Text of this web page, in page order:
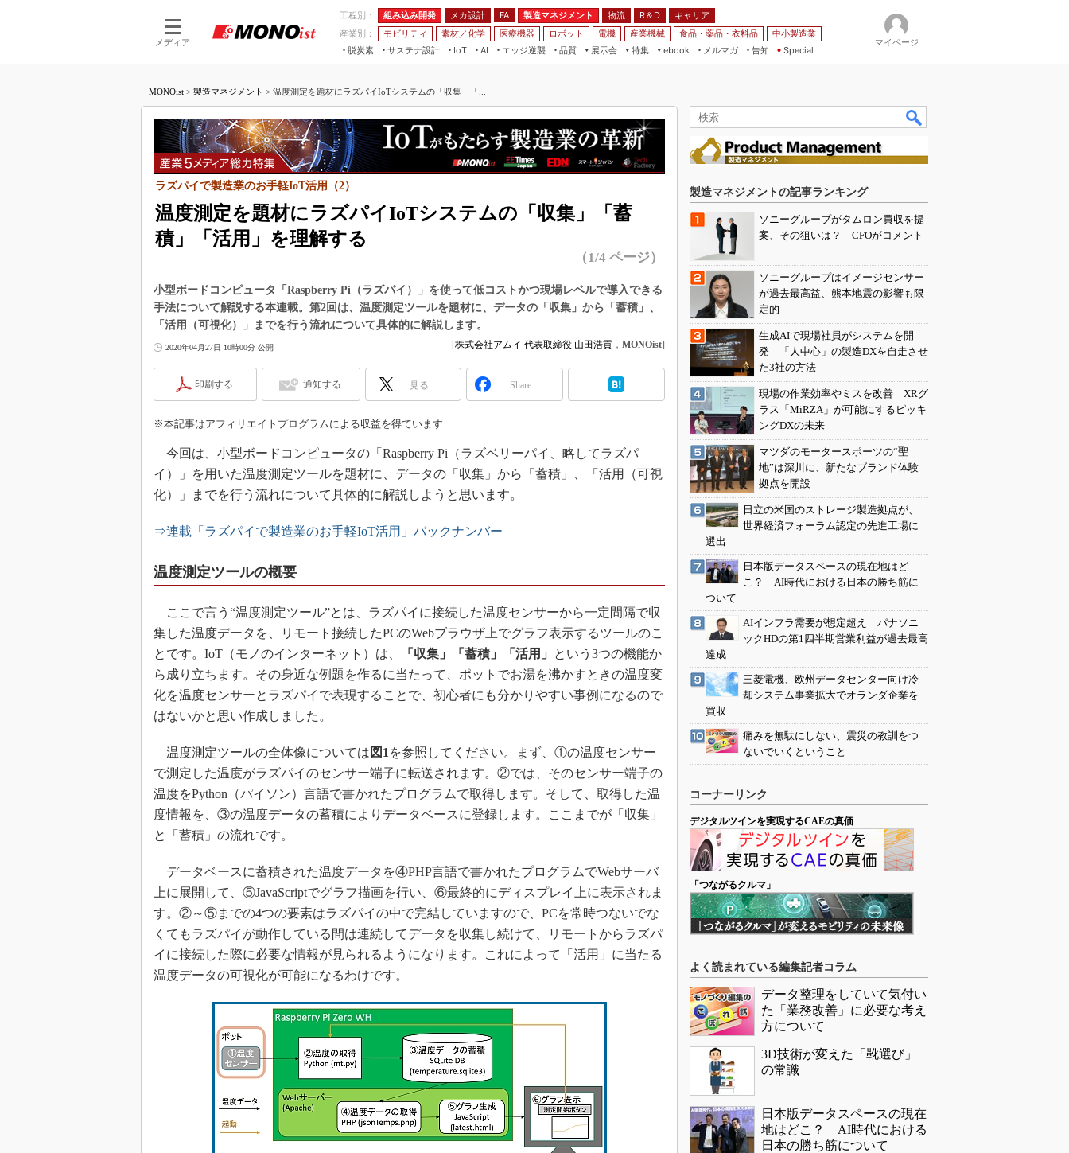
メディア
工程別： 組み込み開発 メカ設計 FA 製造マネジメント 物流 R＆D
キャリア
産業別：
モビリティ 素材／化学 医療機器 ロボット 電機 産業機械 食品・薬品・衣料品
中小製造業
脱炭素
サステナ設計
IoT
つながる工場
つながるサービス
AI
AI×設備保全
Physical AI
エッジ逆襲 品質
展示会
JIMTOF
組込み/エッジ コンピューティング
展＆IoT/5Gソリューション展
IIFES
国際ロボット展
ジャパンモビリティショー
EdgeTech+
日本ものづくりワールド
AUTOMOTIVE WORLD
産業オープンネット展
特集
つながるクルマ
5G
VR／AR
フィールドサービス
組み込み画像技術
車載ソフト開発
ISO26262
デジタルツインとCAE
イノベーション
植物工場
海外生産
グローバル設計・開発
制御セキュリティ
新型コロナへの対応
ebook
製造マネジメント
FA
モビリティ
メルマガ
告知 Special
マイページ
MONOist > 製造マネジメント > 温度測定を題材にラズパイIoTシステムの「収集」「...
温度測定を題材にラズパイIoTシステムの「収集」「蓄
積」「活用」を理解する
ラズパイで製造業のお手軽IoT活用（2）
（1/4 ページ）
小型ボードコンピュータ「Raspberry Pi（ラズパイ）」を使って低コストかつ現場レベルで導入できる
手法について解説する本連載。第2回は、温度測定ツールを題材に、データの「収集」から「蓄積」、
「活用（可視化）」までを行う流れについて具体的に解説します。
2020年04月27日 10時00分 公開 [株式会社アムイ 代表取締役 山田浩貢 ， MONOist]
印刷する 通知する 見る Share
※本記事はアフィリエイトプログラムによる収益を得ています
今回は、小型ボードコンピュータの「Raspberry Pi（ラズベリーパイ、略してラズパ
イ）」を用いた温度測定ツールを題材に、データの「収集」から「蓄積」、「活用（可視
化）」までを行う流れについて具体的に解説しようと思います。
⇒連載「ラズパイで製造業のお手軽IoT活用」バックナンバー
温度測定ツールの概要
ここで言う“温度測定ツール”とは、ラズパイに接続した温度センサーから一定間隔で収
集した温度データを、リモート接続したPCのWebブラウザ上でグラフ表示するツールのこ
とです。IoT（モノのインターネット）は、
「収集」「蓄積」「活用」
という3つの機能か
ら成り立ちます。その身近な例題を作るに当たって、ポットでお湯を沸かすときの温度変
化を温度センサーとラズパイで表現することで、初心者にも分かりやすい事例になるので
はないかと思い作成しました。
温度測定ツールの全体像については 図1 を参照してください。まず、①の温度センサー
で測定した温度がラズパイのセンサー端子に転送されます。②では、そのセンサー端子の
温度をPython（パイソン）言語で書かれたプログラムで取得します。そして、取得した温
度情報を、③の温度データの蓄積によりデータベースに登録します。ここまでが「収集」
と「蓄積」の流れです。
データベースに蓄積された温度データを④PHP言語で書かれたプログラムでWebサーバ
上に展開して、⑤JavaScriptでグラフ描画を行い、⑥最終的にディスプレイ上に表示されま
す。②～⑤までの4つの要素はラズパイの中で完結していますので、PCを常時つないでな
くてもラズパイが動作している間は連続してデータを収集し続けて、リモートからラズパ
イに接続した際に必要な情報が見られるようになります。これによって「活用」に当たる
温度データの可視化が可能になるわけです。
製造マネジメントの記事ランキング
ソニーグループがタムロン買収を提
案、その狙いは？ CFOがコメント
ソニーグループはイメージセンサー
が過去最高益、熊本地震の影響も限
定的
生成AIで現場社員がシステムを開
発 「人中心」の製造DXを自走させ
た3社の方法
現場の作業効率やミスを改善 XRグ
ラス「MiRZA」が可能にするピッキ
ングDXの未来
マツダのモータースポーツの“聖
地”は深川に、新たなブランド体験
拠点を開設
日立の米国のストレージ製造拠点が、
世界経済フォーラム認定の先進工場に
選出
日本版データスペースの現在地はど
こ？ AI時代における日本の勝ち筋に
ついて
AIインフラ需要が想定超え パナソニ
ックHDの第1四半期営業利益が過去最高
達成
三菱電機、欧州データセンター向け冷
却システム事業拡大でオランダ企業を
買収
痛みを無駄にしない、震災の教訓をつ
ないでいくということ
コーナーリンク
デジタルツインを実現するCAEの真価
「つながるクルマ」
よく読まれている編集記者コラム
データ整理をしていて気付い
た「業務改善」に必要な考え
方について
3D技術が変えた「靴選び」
の常識
日本版データスペースの現在
地はどこ？ AI時代における
日本の勝ち筋について